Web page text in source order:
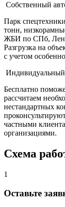
Собственный
Парк
тонн,
ЖБИ по СПб,
Разгрузка на
с учетом
Индивидуальный
Бесплатно
рассчитаем
нестандартных
частными
организациями.
Схема
1
Оставьте